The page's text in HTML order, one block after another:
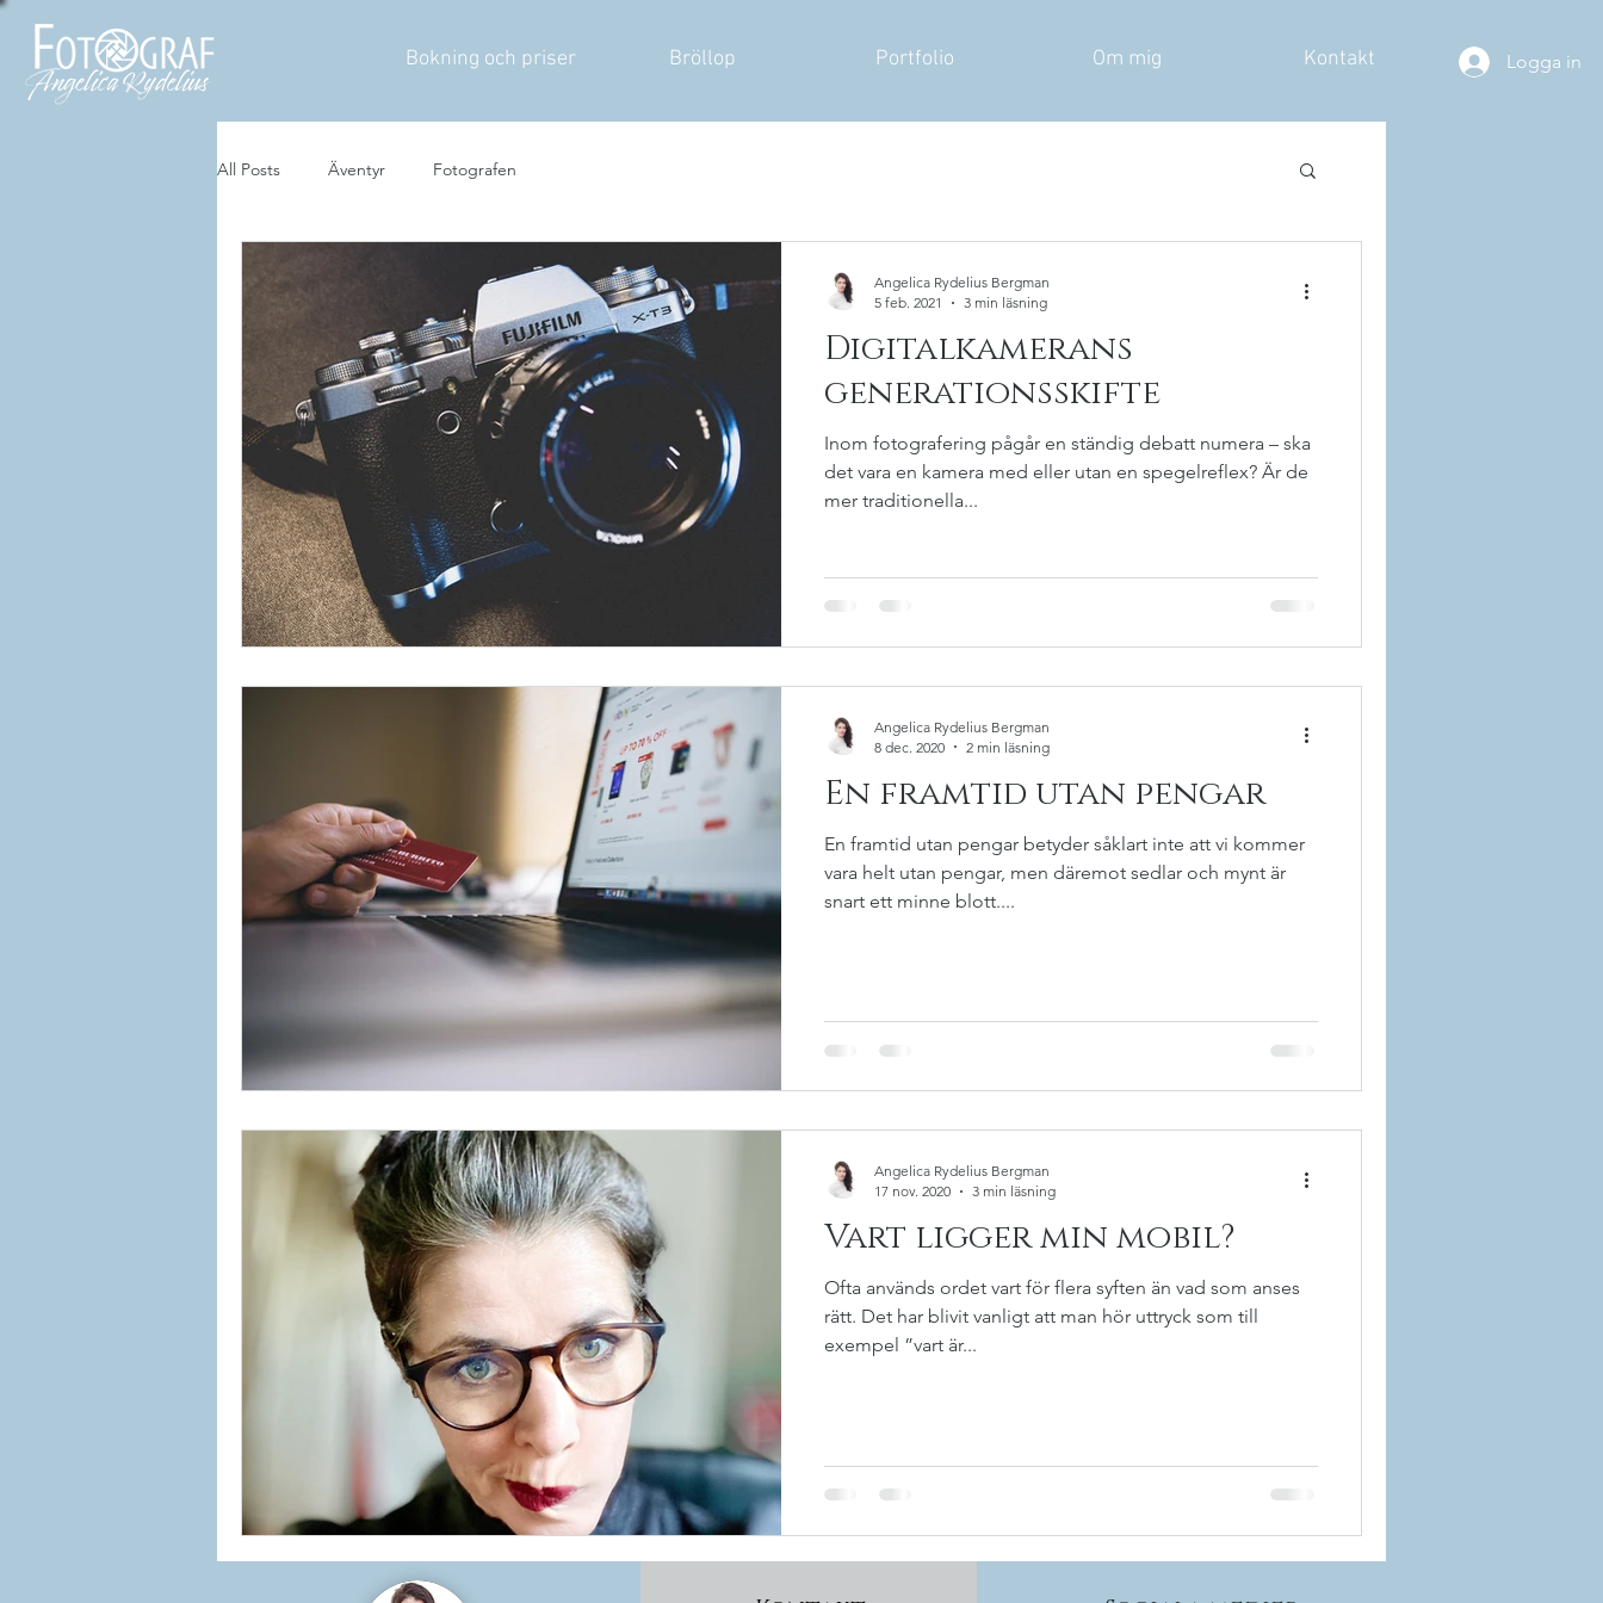
Bokning och priser Bröllop Portfolio Om mig Kontakt Logga in
All Posts Äventyr Fotografen
Digitalkamerans
generationsskifte
Inom fotografering pågår en ständig debatt numera – ska
det vara en kamera med eller utan en spegelreflex? Är de
mer traditionella...
Angelica Rydelius Bergman
5 feb. 2021
3 min läsning
En framtid utan pengar
En framtid utan pengar betyder såklart inte att vi kommer
vara helt utan pengar, men däremot sedlar och mynt är
snart ett minne blott....
Angelica Rydelius Bergman
8 dec. 2020
2 min läsning
Vart ligger min mobil?
Ofta används ordet vart för flera syften än vad som anses
rätt. Det har blivit vanligt att man hör uttryck som till
exempel ”vart är...
Angelica Rydelius Bergman
17 nov. 2020
3 min läsning